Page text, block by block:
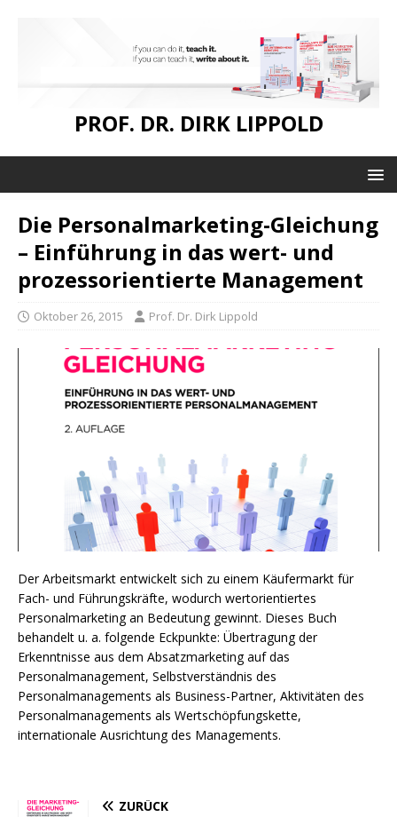
PROF. DR. DIRK LIPPOLD
Die Personalmarketing-Gleichung
– Einführung in das wert- und
prozessorientierte Management
Oktober 26, 2015 Prof. Dr. Dirk Lippold
Der Arbeitsmarkt entwickelt sich zu einem Käufermarkt für
Fach- und Führungskräfte, wodurch wertorientiertes
Personalmarketing an Bedeutung gewinnt. Dieses Buch
behandelt u. a. folgende Eckpunkte: Übertragung der
Erkenntnisse aus dem Absatzmarketing auf das
Personalmanagement, Selbstverständnis des
Personalmanagements als Business-Partner, Aktivitäten des
Personalmanagements als Wertschöpfungskette,
internationale Ausrichtung des Managements.
ZURÜCK